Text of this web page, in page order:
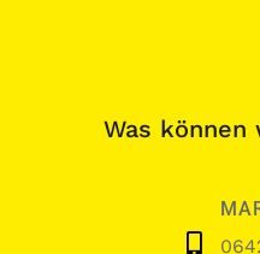
Was können